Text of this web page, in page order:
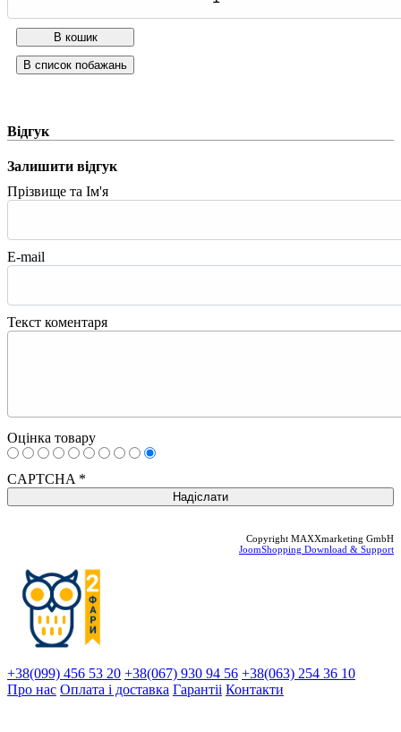
Відгук
Залишити відгук
Прізвище та Ім'я
E-mail
Текст коментаря
Оцінка товару
CAPTCHA *
Copyright MAXXmarketing GmbH
JoomShopping Download & Support
+38(099) 456 53 20 +38(067) 930 94 56 +38(063) 254 36 10
Про нас Оплата і доставка Гарантіi Контакти